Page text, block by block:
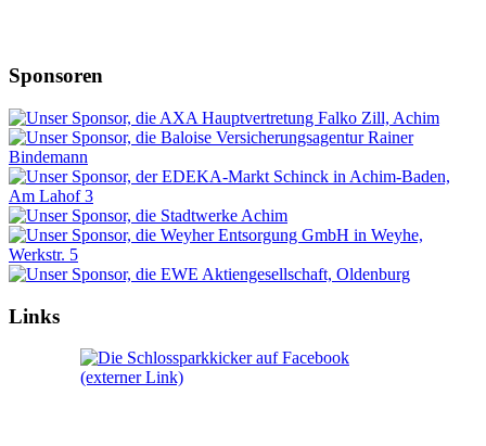
Sponsoren
Links